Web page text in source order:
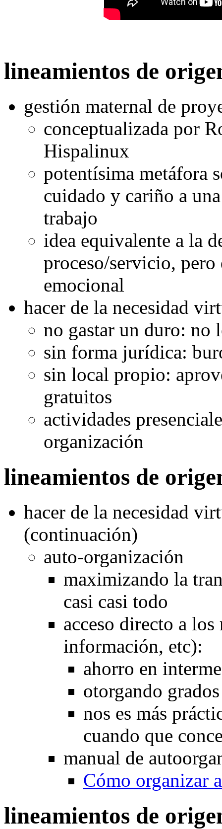
lineamientos de
gestión maternal de
conceptualizada por
Hispalinux
potentísima metáfora
cuidado y cariño a
trabajo
idea equivalente a la
proceso/servicio,
emocional
hacer de la necesidad
no gastar un duro: no
sin forma jurídica:
sin local propio:
gratuitos
actividades
organización
lineamientos de
hacer de la necesidad
(continuación)
auto-organización
maximizando la
casi casi todo
acceso directo a
información, etc):
ahorro en
otorgando
nos es más
cuando que
manual de
Cómo organizar
lineamientos de